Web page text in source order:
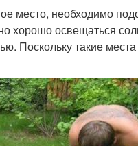
место, необходимо
хорошо освещаться
Поскольку такие места